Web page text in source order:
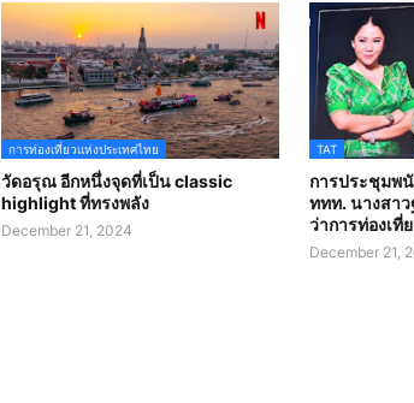
การท่องเที่ยวแห่งประเทศไทย
วัดอรุณ อีกหนึ่งจุดที่เป็น classic
highlight ที่ทรงพลัง
December 21, 2024
TAT
การประชุมพ
ททท. นางสาว
ว่าการท่องเที่
December 21,